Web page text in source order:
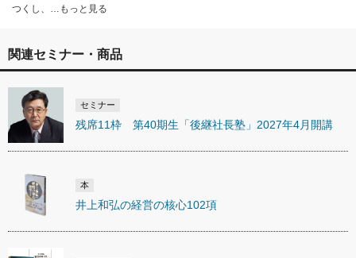
つくし、…もっと見る
関連セミナー・商品
セミナー
残席11枠 第40期生「後継社長塾」2027年4月開講
本
井上和弘の経営の核心102項